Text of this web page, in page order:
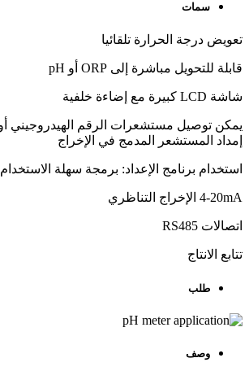
سمات
تعويض درجة الحرارة تلقائيا
قابلة للتحويل مباشرة إلى ORP أو pH
شاشة LCD كبيرة مع إضاءة خلفية
إمداد المستشعر المدمج في الإخراج
استخدام برنامج الإعداد: برمجة سهلة الاستخدام
4-20mA الإخراج التناظري
اتصالات RS485
تتابع الانتاج
طلب
وصف